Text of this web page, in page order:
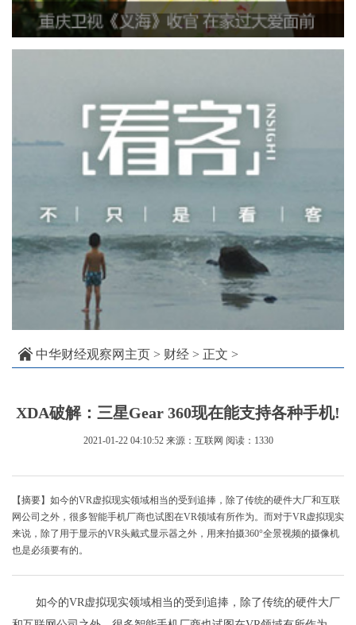
中华财经观察网主页 > 财经 > 正文 >
XDA破解：三星Gear 360现在能支持各种手机!
2021-01-22 04:10:52 来源：互联网 阅读：1330
【摘要】如今的VR虚拟现实领域相当的受到追捧，除了传统的硬件大厂和互联
网公司之外，很多智能手机厂商也试图在VR领域有所作为。而对于VR虚拟现实
来说，除了用于显示的VR头戴式显示器之外，用来拍摄360°全景视频的摄像机
也是必须要有的。
如今的VR虚拟现实领域相当的受到追捧，除了传统的硬件大厂